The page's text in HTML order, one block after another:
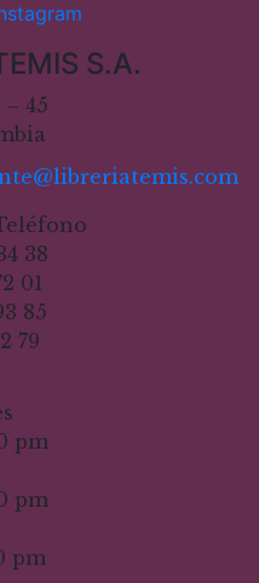
S.A.
45
38
01
85
79
pm
pm
pm